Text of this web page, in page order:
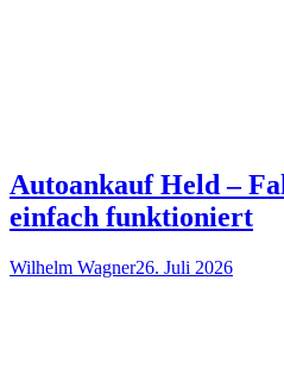
Autoankauf Held –
einfach funktioniert
Wilhelm Wagner26. Juli 2026